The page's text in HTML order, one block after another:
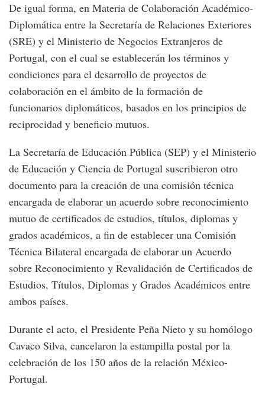
De igual forma, en Materia de Colaboración Académico-
Diplomática entre la Secretaría de Relaciones Exteriores
(SRE) y el Ministerio de Negocios Extranjeros de
Portugal, con el cual se establecerán los términos y
condiciones para el desarrollo de proyectos de
colaboración en el ámbito de la formación de
funcionarios diplomáticos, basados en los principios de
reciprocidad y beneficio mutuos.
La Secretaría de Educación Pública (SEP) y el Ministerio
de Educación y Ciencia de Portugal suscribieron otro
documento para la creación de una comisión técnica
encargada de elaborar un acuerdo sobre reconocimiento
mutuo de certificados de estudios, títulos, diplomas y
grados académicos, a fin de establecer una Comisión
Técnica Bilateral encargada de elaborar un Acuerdo
sobre Reconocimiento y Revalidación de Certificados de
Estudios, Títulos, Diplomas y Grados Académicos entre
ambos países.
Durante el acto, el Presidente Peña Nieto y su homólogo
Cavaco Silva, cancelaron la estampilla postal por la
celebración de los 150 años de la relación México-
Portugal.